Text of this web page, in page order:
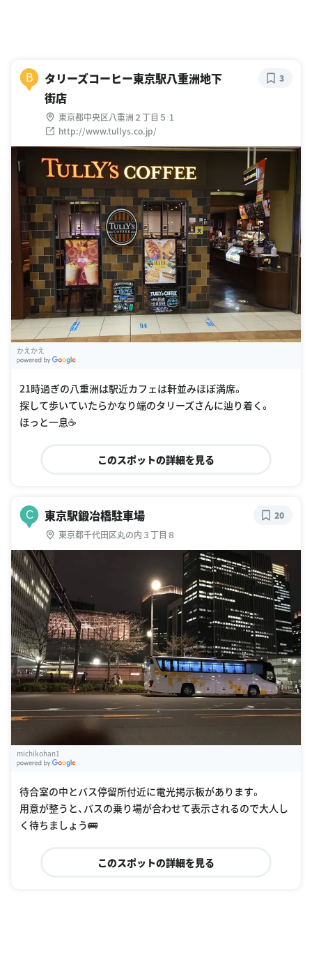
B
タリーズコーヒー東京駅八重洲地下
街店
東京都中央区八重洲２丁目５ 1
http://www.tullys.co.jp/
3
かえかえ
21時過ぎの八重洲は駅近カフェは軒並みほぼ満席。
探して歩いていたらかなり端のタリーズさんに辿り着く。
ほっと一息☕️
このスポットの詳細を見る
C 東京駅鍛冶橋駐車場
東京都千代田区丸の内３丁目８
20
michikohan1
待合室の中とバス停留所付近に電光掲示板があります。
用意が整うと、バスの乗り場が合わせて表示されるので大人し
く待ちましょう🚌
このスポットの詳細を見る